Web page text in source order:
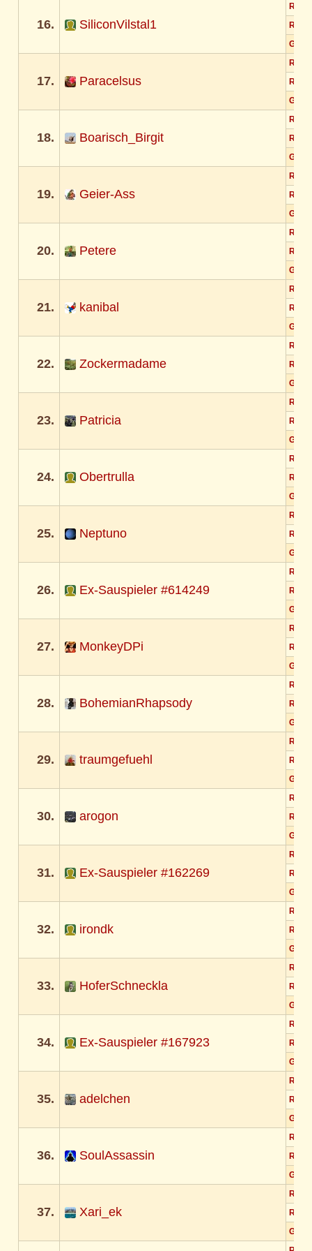
16. SiliconVilstal1
17. Paracelsus
18. Boarisch_Birgit
19. Geier-Ass
20. Petere
21. kanibal
22. Zockermadame
23. Patricia
24. Obertrulla
25. Neptuno
26. Ex-Sauspieler #614249
27. MonkeyDPi
28. BohemianRhapsody
29. traumgefuehl
30. arogon
31. Ex-Sauspieler #162269
32. irondk
33. HoferSchneckla
34. Ex-Sauspieler #167923
35. adelchen
36. SoulAssassin
37. Xari_ek